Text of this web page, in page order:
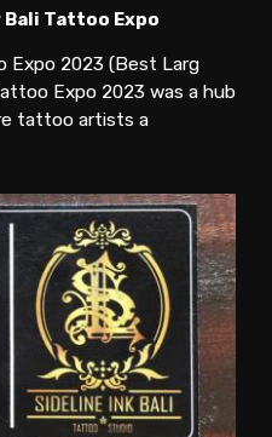
Tattoo Expo
Expo 2023 (Best Larg
Expo 2023 was a hub
tattoo artists a